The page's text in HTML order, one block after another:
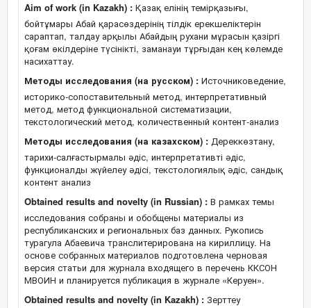
Aim of work (in Kazakh) : Қазақ елінің темірқазығы,
бойтұмары Абай қарасөздерінің тілдік ерекшеліктерін
сараптап, талдау арқылы Абайдың рухани мұрасын қазіргі
қоғам өкілдеріне түсінікті, заманауи тұрғыдан кең көлемде
насихаттау.
Методы исследования (на русском) : Источниковедение,
историко-сопоставительный метод, интерпретативный
метод, метод функциональной систематизации,
текстологический метод, количественный контент-анализ
Методы исследования (на казахском) : Дереккөзтану,
тарихи-салғастырмалы әдіс, интерпретативті әдіс,
функционалды жүйелеу әдісі, текстологиялық әдіс, сандық
контент анализ
Obtained results and novelty (in Russian) : В рамках темы
исследования собраны и обобщены материалы из
республиканских и региональных баз данных. Рукопись
турагула Абаевича транслитерирована на кириллицу. На
основе собранных материалов подготовлена черновая
версия статьи для журнала входящего в перечень ККСОН
МВОИН и планируется публикация в журнале «Керуен».
Obtained results and novelty (in Kazakh) : Зерттеу